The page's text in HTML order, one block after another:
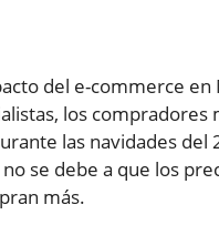
del e-commerce en
los compradores
las navidades del
se debe a que los
más.